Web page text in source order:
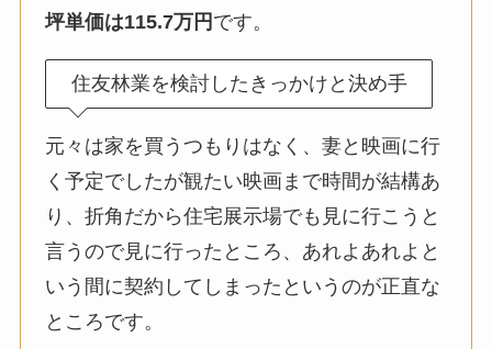
坪単価は115.7万円 です。
住友林業を検討したきっかけと決め手
元々は家を買うつもりはなく、妻と映画に行
く予定でしたが観たい映画まで時間が結構あ
り、折角だから住宅展示場でも見に行こうと
言うので見に行ったところ、あれよあれよと
いう間に契約してしまったというのが正直な
ところです。